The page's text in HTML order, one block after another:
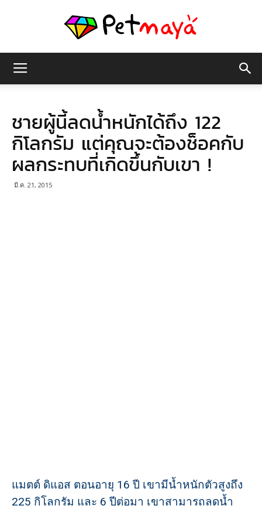
มายา
ชายผู้นี้ลดน้ำหนักได้ถึง 122
กิโลกรัม แต่คุณจะต้องช็อคกับ
ผลกระทบที่เกิดขึ้นกับเขา !
มี.ค. 21, 2015
แมตต์ ดิแอส ตอนอายุ 16 ปี เขามีน้ำหนักตัวสูงถึง
225 กิโลกรัม และ 6 ปีต่อมา เขาสามารถลดน้ำ